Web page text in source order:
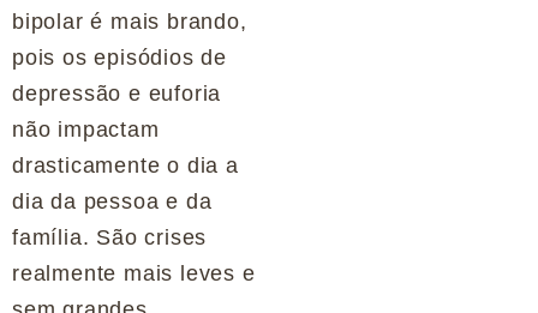
bipolar é mais brando,
pois os episódios de
depressão e euforia
não impactam
drasticamente o dia a
dia da pessoa e da
família. São crises
realmente mais leves e